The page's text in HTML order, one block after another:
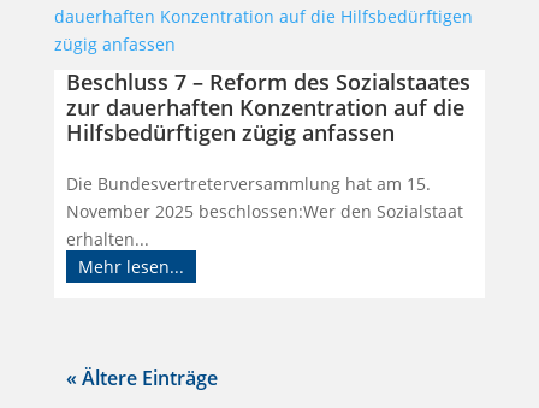
Beschluss 7 – Reform des Sozialstaates
zur dauerhaften Konzentration auf die
Hilfsbedürftigen zügig anfassen
Die Bundesvertreterversammlung hat am 15.
November 2025 beschlossen:Wer den Sozialstaat
erhalten...
Mehr lesen...
« Ältere Einträge